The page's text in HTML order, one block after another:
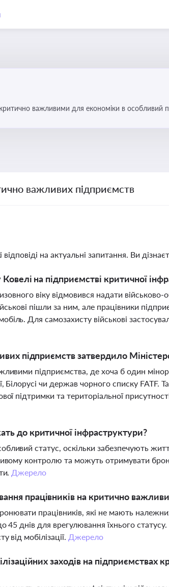
важливими для економіки в особливий
важливих підприємств
на актуальні запитання. Ви
на підприємстві критичної
віку відмовився надати військово-
пішли за ним, але працівники
Для самозахисту військові
підприємств затвердило
підприємства, де хоча б один
Білорусі чи держав чорного списку FATF.
підтримки та територіальної
до критичної інфраструктури?
статус, оскільки забезпечують
контролю та можуть отримувати
Джерело
працівників на критично
працівників, які не мають
45 днів для врегулювання їхнього
від мобілізації. Джерело
заходів на підприємствах